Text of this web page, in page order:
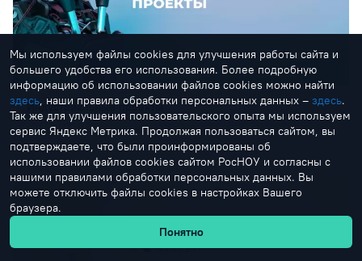
Индустриальные проекты
Код будущего, Нанотрубки, Беспилотные авиационные системы
Мы используем файлы cookies для улучшения работы сайта и
большего удобства его использования. Более подробную
информацию об использовании файлов cookies можно найти
здесь, наши правила обработки персональных данных – здесь.
Так же для улучшения пользовательского опыта мы используем
сервис Яндекс Метрика. Продолжая пользоваться сайтом, вы
подтверждаете, что были проинформированы об
использовании файлов cookies сайтом РосНОУ и согласны с
нашими правилами обработки персональных данных. Вы
можете отключить файлы cookies в настройках Вашего
браузера.
Понятно